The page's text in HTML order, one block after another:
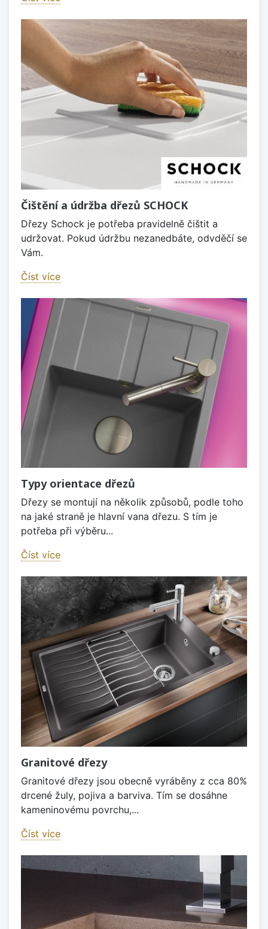
Čištění a údržba dřezů SCHOCK
Dřezy Schock je potřeba pravidelně čištit a
udržovat. Pokud údržbu nezanedbáte, odvděčí se
Vám.
Číst více
Typy orientace dřezů
Dřezy se montují na několik způsobů, podle toho
na jaké straně je hlavní vana dřezu. S tím je
potřeba při výběru...
Číst více
Granitové dřezy
Granitové dřezy jsou obecně vyráběny z cca 80%
drcené žuly, pojiva a barviva. Tím se dosáhne
kameninovému povrchu,...
Číst více